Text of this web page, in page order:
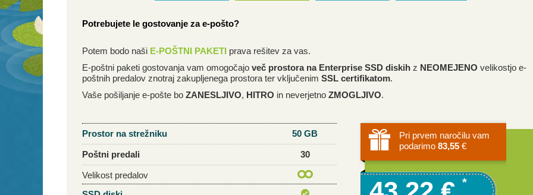
Potrebujete le gostovanje za e-pošto?
Potem bodo naši E-POŠTNI PAKETI prava rešitev za vas.
E-poštni paketi gostovanja vam omogočajo več prostora na Enterprise SSD diskih z NEOMEJENO velikostjo e-
poštnih predalov znotraj zakupljenega prostora ter vključenim SSL certifikatom.
Vaše pošiljanje e-pošte bo ZANESLJIVO, HITRO in neverjetno ZMOGLJIVO.
Pri prvem naročilu vam
podarimo 83,55 €
*
Prostor na strežniku 50 GB
Poštni predali 30
Velikost predalov